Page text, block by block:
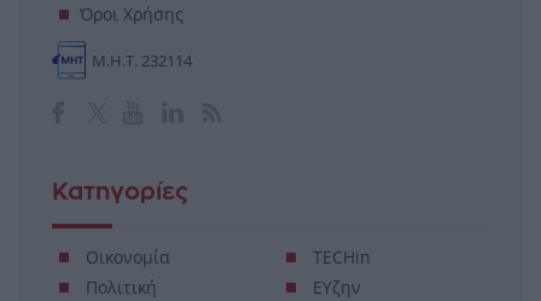
Όροι Χρήσης
Μ.Η.Τ. 232114
Κατηγορίες
Οικονομία
Πολιτική
TECHin
ΕΥζην